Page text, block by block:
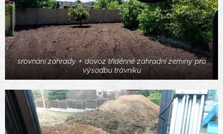
srovnání zahrady + dovoz tříděnné zahradní zeminy pro
výsadbu trávníku